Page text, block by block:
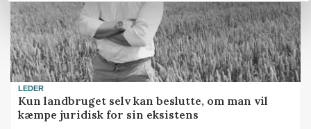
LEDER
Kun landbruget selv kan beslutte, om man vil
kæmpe juridisk for sin eksistens